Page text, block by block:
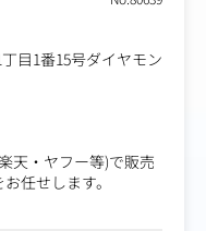
様に正しく伝わるよ
サイトへ登録しま
、商品の梱包・発送
業務を担当します。
、画像のサイズ調整
せるための加工を行
目1番15号ダイヤモン
天・ヤフー等)で販売
任せします。